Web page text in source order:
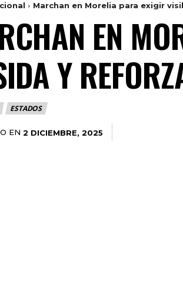
Marchan en Morelia para exigir
EN
Y
ESTADOS
EN 2 DICIEMBRE, 2025